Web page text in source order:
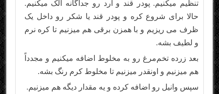
تنظیم میکنیم. پودر قند و آرد رو جداگانه الک میکنیم.
حالا برای شروع کره و پودر قند یا شکر رو داخل یک
ظرف می ریزیم و با همزن برقی هم میزنیم تا کره نرم
و لطیف بشه.
بعد زرده تخم‌مرغ رو به مخلوط اضافه میکنیم و مجدداً
هم میزنیم و اونقدر میزنیم تا مخلوط کرم رنگ بشه.
سپس وانیل رو اضافه کرده و یه مقدار دیگه هم میزنیم.